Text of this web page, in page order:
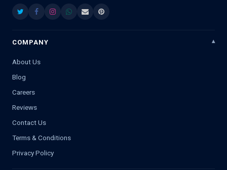
COMPANY
About Us
Blog
Careers
Reviews
Contact Us
Terms & Conditions
Privacy Policy